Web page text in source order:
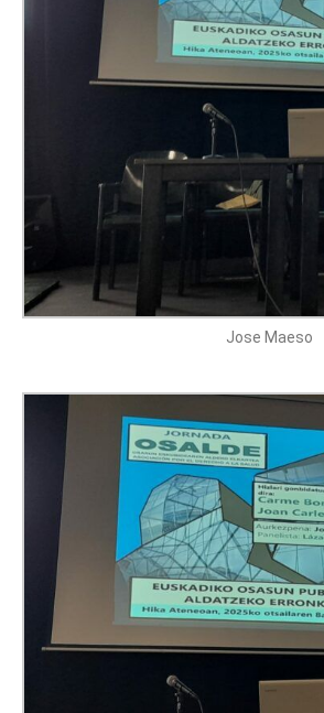
Jose Maeso